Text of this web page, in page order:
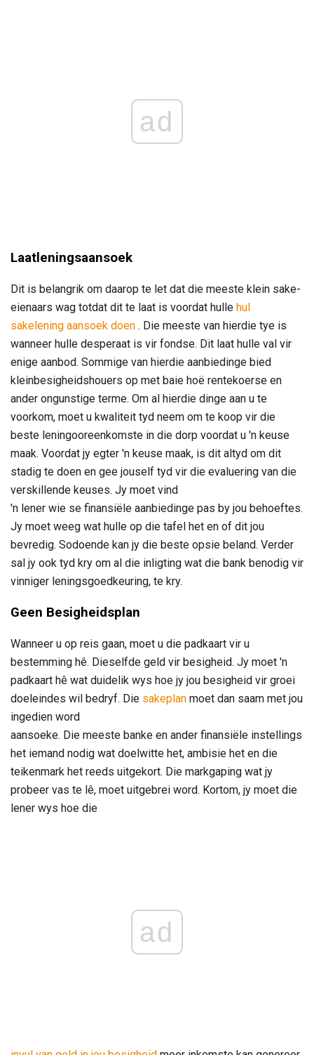
ad
Laatleningsaansoek
Dit is belangrik om daarop te let dat die meeste klein sake-
eienaars wag totdat dit te laat is voordat hulle hul
sakelening aansoek doen . Die meeste van hierdie tye is
wanneer hulle desperaat is vir fondse. Dit laat hulle val vir
enige aanbod. Sommige van hierdie aanbiedinge bied
kleinbesigheidshouers op met baie hoë rentekoerse en
ander ongunstige terme. Om al hierdie dinge aan u te
voorkom, moet u kwaliteit tyd neem om te koop vir die
beste leningooreenkomste in die dorp voordat u 'n keuse
maak. Voordat jy egter 'n keuse maak, is dit altyd om dit
stadig te doen en gee jouself tyd vir die evaluering van die
verskillende keuses. Jy moet vind
'n lener wie se finansiële aanbiedinge pas by jou behoeftes.
Jy moet weeg wat hulle op die tafel het en of dit jou
bevredig. Sodoende kan jy die beste opsie beland. Verder
sal jy ook tyd kry om al die inligting wat die bank benodig vir
vinniger leningsgoedkeuring, te kry.
Geen Besigheidsplan
Wanneer u op reis gaan, moet u die padkaart vir u
bestemming hê. Dieselfde geld vir besigheid. Jy moet 'n
padkaart hê wat duidelik wys hoe jy jou besigheid vir groei
doeleindes wil bedryf. Die sakeplan moet dan saam met jou
ingedien word
aansoeke. Die meeste banke en ander finansiële instellings
het iemand nodig wat doelwitte het, ambisie het en die
teikenmark het reeds uitgekort. Die markgaping wat jy
probeer vas te lê, moet uitgebrei word. Kortom, jy moet die
lener wys hoe die
ad